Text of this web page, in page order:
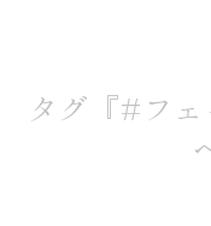
タグ『#フ